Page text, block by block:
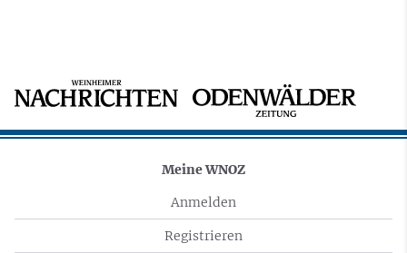
Meine WNOZ
Anmelden
Registrieren